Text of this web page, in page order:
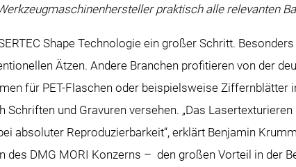
praktisch alle relevanten
Shape Technologie ein großer Schritt.
Ätzen. Andere Branchen profitieren von der
für PET-Flaschen oder beispielsweise Ziffernblätter
und Gravuren versehen. „Das Lasertexturieren
absoluter Reproduzierbarkeit“, erklärt Benjamin
des DMG MORI Konzerns – den großen Vorteil in der